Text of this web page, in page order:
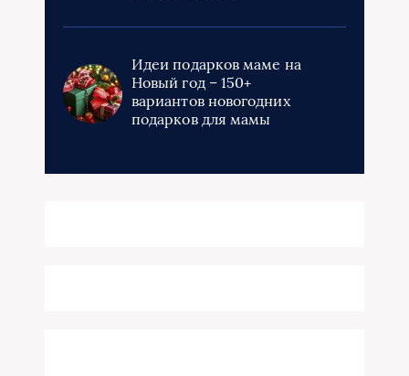
Идеи подарков маме на
Новый год – 150+
вариантов новогодних
подарков для мамы